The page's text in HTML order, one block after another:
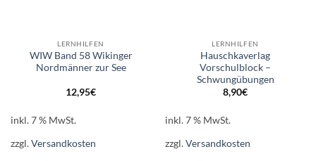
LERNHILFEN
WIW Band 58 Wikinger
Nordmänner zur See
12,95€
inkl. 7 % MwSt.
zzgl.Versandkosten
LERNHILFEN
Hauschkaverlag
Vorschulblock –
Schwungübungen
8,90€
inkl. 7 % MwSt.
zzgl.Versandkosten